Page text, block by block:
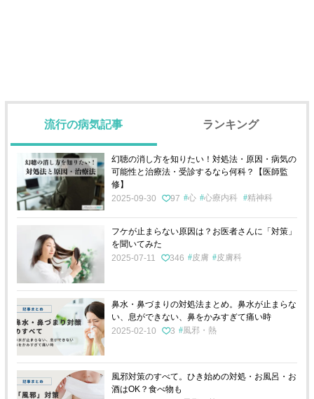
流行の病気記事 ランキング
幻聴の消し方を知りたい！対処法・原因・病気の
可能性と治療法・受診するなら何科？【医師監
修】
2025-09-30
97 心 心療内科 精神科
フケが止まらない原因は？お医者さんに「対策」
を聞いてみた
2025-07-11
346 皮膚 皮膚科
鼻水・鼻づまりの対処法まとめ。鼻水が止まらな
い、息ができない、鼻をかみすぎて痛い時
2025-02-10
3 風邪・熱
風邪対策のすべて。ひき始めの対処・お風呂・お
酒はOK？食べ物も